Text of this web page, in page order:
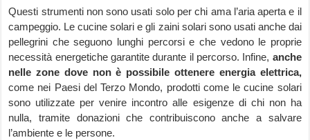
Questi strumenti non sono usati solo per chi ama l’aria aperta e il
campeggio. Le cucine solari e gli zaini solari sono usati anche dai
pellegrini che seguono lunghi percorsi e che vedono le proprie
necessità energetiche garantite durante il percorso. Infine, anche
nelle zone dove non è possibile ottenere energia elettrica,
come nei Paesi del Terzo Mondo, prodotti come le cucine solari
sono utilizzate per venire incontro alle esigenze di chi non ha
nulla, tramite donazioni che contribuiscono anche a salvare
l’ambiente e le persone.